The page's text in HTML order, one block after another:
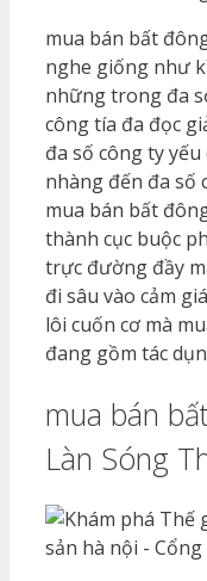
mua bán bất
nghe giống như
những trong đa
công tía đa đọc
đa số công ty
nhàng đến đa số
mua bán bất
thành cục buộc
trực đường đầy
đi sâu vào cảm
lôi cuốn cơ mà
đang gồm tác
mua bán
Làn Sóng